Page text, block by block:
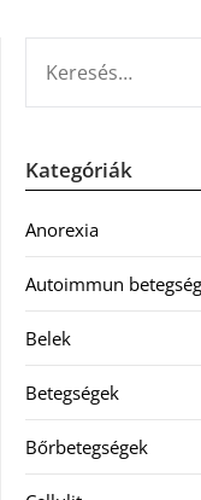
Kategóriák
Anorexia
Autoimmun
Belek
Betegségek
Bőrbetegségek